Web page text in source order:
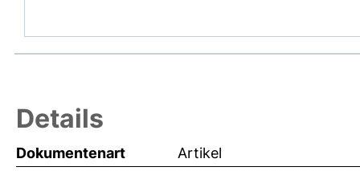
Details
Dokumentenart
Artikel